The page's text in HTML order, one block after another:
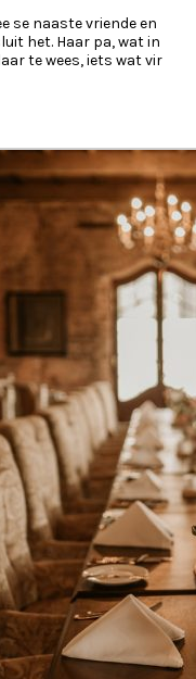
se naaste vriende en
het. Haar pa, wat in
te wees, iets wat vir